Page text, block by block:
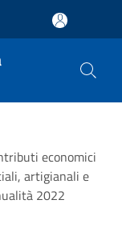
economici
artigianali e
2022